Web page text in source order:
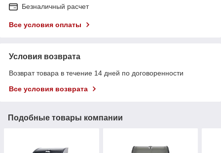
Безналичный расчет
Все условия оплаты
Условия возврата
Возврат товара в течение 14 дней по договоренности
Все условия возврата
Подобные товары компании